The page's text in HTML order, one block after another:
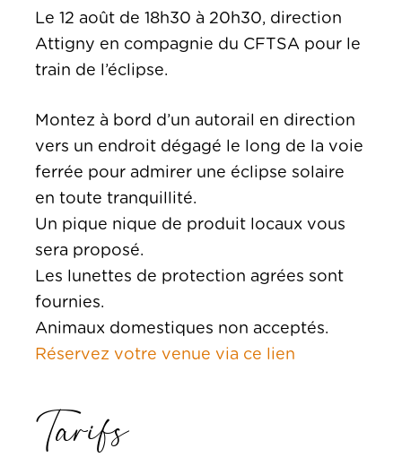
Le 12 août de 18h30 à 20h30, direction
Attigny en compagnie du CFTSA pour le
train de l’éclipse.
Montez à bord d’un autorail en direction
vers un endroit dégagé le long de la voie
ferrée pour admirer une éclipse solaire
en toute tranquillité.
Un pique nique de produit locaux vous
sera proposé.
Les lunettes de protection agrées sont
fournies.
Animaux domestiques non acceptés.
Réservez votre venue via ce lien
Tarifs